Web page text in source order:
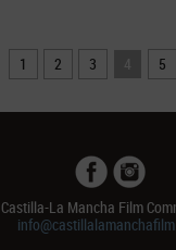
1 2 3 4 5
Castilla-La Mancha Film